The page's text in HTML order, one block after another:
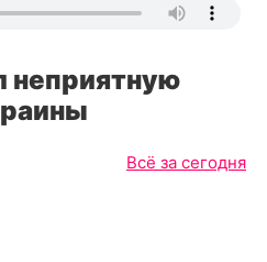
неприятную
Всё за сегодня